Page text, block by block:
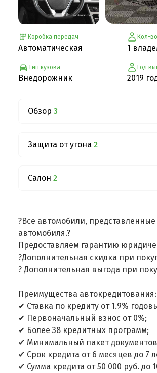
Коробка передач
Автоматическая
Тип кузова
Внедорожник
Кол-
1
Год
2019
Обзор 3
Защита от угона 2
Салон 2
?Все автомобили,
автомобиля.?
Предоставляем гарантию
?Дополнительная скидка при
? Дополнительная выгода при
Преимущества автокредитования:
✔ Ставка по кредиту от 1.9%
✔ Первоначальный взнос от 0%;
✔ Более 38 кредитных программ;
✔ Минимальный пакет
✔ Срок кредита от 6 месяцев до 7
✔ Сумма кредита от 50 000 руб. до